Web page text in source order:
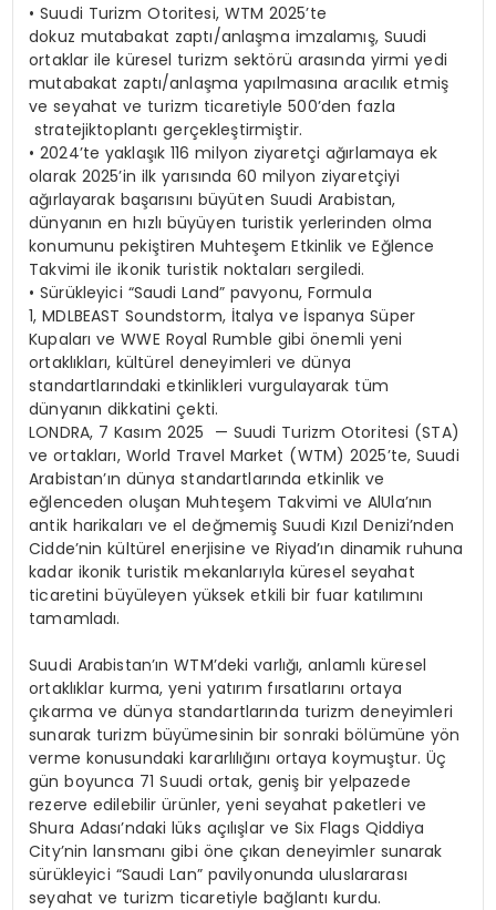
•Suudi Turizm Otoritesi, WTM 2025’te
dokuz mutabakat zaptı/anlaşma imzalamış, Suudi
ortaklar ile küresel turizm sektörü arasında yirmi yedi
mutabakat zaptı/anlaşma yapılmasına aracılık etmiş
ve seyahat ve turizm ticaretiyle 500’den fazla
stratejiktoplantı gerçekleştirmiştir.
•2024’te yaklaşık 116 milyon ziyaretçi ağırlamaya ek
olarak 2025’in ilk yarısında 60 milyon ziyaretçiyi
ağırlayarak başarısını büyüten Suudi Arabistan,
dünyanın en hızlı büyüyen turistik yerlerinden olma
konumunu pekiştiren Muhteşem Etkinlik ve Eğlence
Takvimi ile ikonik turistik noktaları sergiledi.
•Sürükleyici “Saudi Land” pavyonu, Formula
1, MDLBEASTSoundstorm, İtalya ve İspanya Süper
Kupaları ve WWE Royal Rumble gibi önemli yeni
ortaklıkları, kültürel deneyimleri ve dünya
standartlarındaki etkinlikleri vurgulayarak tüm
dünyanın dikkatini çekti.
LONDRA, 7 Kasım 2025 — Suudi Turizm Otoritesi (STA)
ve ortakları, World Travel Market (WTM) 2025’te, Suudi
Arabistan’ın dünya standartlarında etkinlik ve
eğlenceden oluşan Muhteşem Takvimi ve AlUla’nın
antik harikaları ve el değmemiş Suudi Kızıl Denizi’nden
Cidde’nin kültürel enerjisine ve Riyad’ın dinamik ruhuna
kadar ikonik turistik mekanlarıyla küresel seyahat
ticaretini büyüleyen yüksek etkili bir fuar katılımını
tamamladı.
Suudi Arabistan’ın WTM’deki varlığı, anlamlı küresel
ortaklıklar kurma, yeni yatırım fırsatlarını ortaya
çıkarma ve dünya standartlarında turizm deneyimleri
sunarak turizm büyümesinin bir sonraki bölümüne yön
verme konusundaki kararlılığını ortaya koymuştur. Üç
gün boyunca 71 Suudi ortak, geniş bir yelpazede
rezerve edilebilir ürünler, yeni seyahat paketleri ve
Shura Adası’ndaki lüks açılışlar ve Six Flags Qiddiya
City’nin lansmanı gibi öne çıkan deneyimler sunarak
sürükleyici “Saudi Lan” pavilyonunda uluslararası
seyahat ve turizm ticaretiyle bağlantı kurdu.